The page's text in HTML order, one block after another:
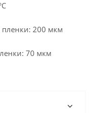
200 мкм
70 мкм